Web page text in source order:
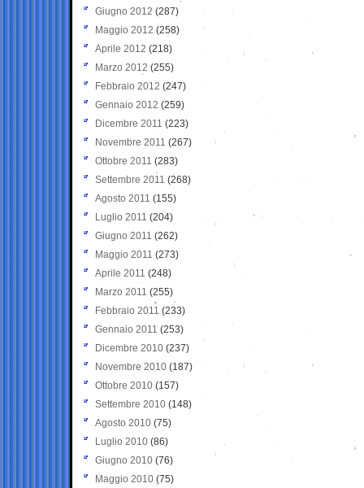
Giugno 2012 (287)
Maggio 2012 (258)
Aprile 2012 (218)
Marzo 2012 (255)
Febbraio 2012 (247)
Gennaio 2012 (259)
Dicembre 2011 (223)
Novembre 2011 (267)
Ottobre 2011 (283)
Settembre 2011 (268)
Agosto 2011 (155)
Luglio 2011 (204)
Giugno 2011 (262)
Maggio 2011 (273)
Aprile 2011 (248)
Marzo 2011 (255)
Febbraio 2011 (233)
Gennaio 2011 (253)
Dicembre 2010 (237)
Novembre 2010 (187)
Ottobre 2010 (157)
Settembre 2010 (148)
Agosto 2010 (75)
Luglio 2010 (86)
Giugno 2010 (76)
Maggio 2010 (75)